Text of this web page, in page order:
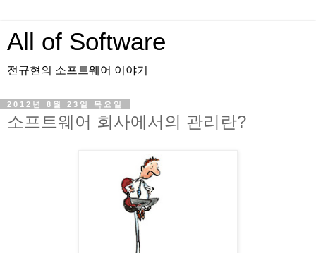
All of Software
전규현의 소프트웨어 이야기
2012년 8월 23일 목요일
소프트웨어 회사에서의 관리란?